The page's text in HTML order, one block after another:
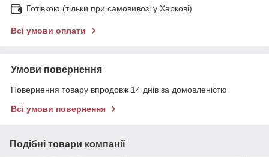
Готівкою (тільки при самовивозі у Харкові)
Всі умови оплати
Умови повернення
Повернення товару впродовж 14 днів за домовленістю
Всі умови повернення
Подібні товари компанії